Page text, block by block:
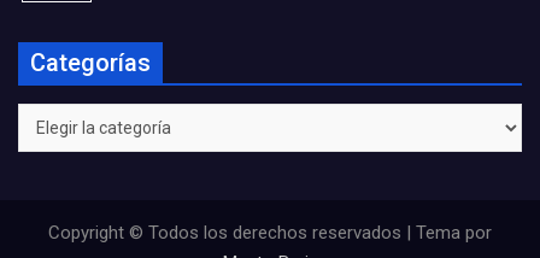
Categorías
Categorías
Copyright © Todos los derechos reservados | Tema por